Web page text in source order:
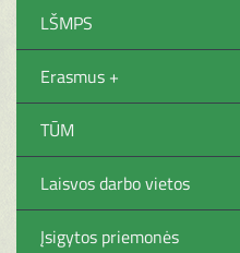
LŠMPS
Erasmus +
TŪM
Laisvos darbo vietos
Įsigytos priemonės